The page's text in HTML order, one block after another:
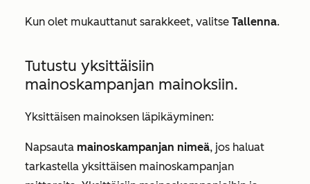
Kun olet mukauttanut sarakkeet, valitse Tallenna.
Tutustu yksittäisiin
mainoskampanjan mainoksiin.
Yksittäisen mainoksen läpikäyminen:
Napsauta mainoskampanjan nimeä, jos haluat
tarkastella yksittäisen mainoskampanjan